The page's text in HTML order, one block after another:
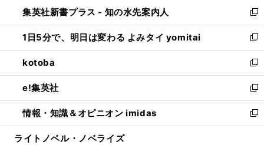
く
ド
ウ
で
開
く
ィ
ン
ド
ウ
で
開
く
い
ウ
ィ
ン
ド
ウ
で
開
く
集英社新書プラス - 知の水先案内人
新
し
い
ウ
ィ
ン
ド
ウ
で
開
1日5分で、明日は変わる よみタイ yomitai
新
し
い
ウ
ィ
ン
ド
ウ
kotoba
新
し
い
ウ
ィ
ン
e!集英社
新
し
い
ウ
情報・知識＆オピニオン imidas
新
し
ライトノベル・ノベライズ